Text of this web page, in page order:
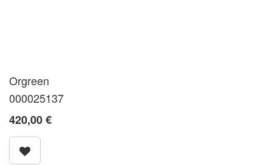
Orgreen
000025137
420,00€